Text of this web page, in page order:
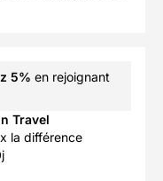
5% en rejoignant
Travel
la différence